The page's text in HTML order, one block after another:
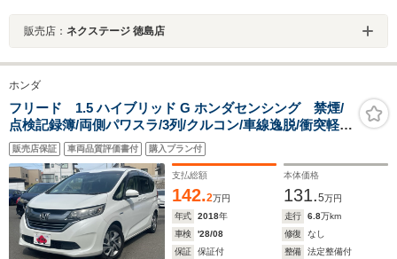
販売店： ネクステージ 徳島店
ホンダ
フリード 1.5 ハイブリッド G ホンダセンシング 禁煙/
点検記録簿/両側パワスラ/3列/クルコン/車線逸脱/衝突軽
減/Bカメ/ドラレコ/ETC/LED
販売店保証 車両品質評価書付 購入プラン付
支払総額
142.2万円
本体価格
131.5万円
年式
2018年 走行 6.8万km
車検
'28/08 修復
なし
保証
保証付 整備
法定整備付